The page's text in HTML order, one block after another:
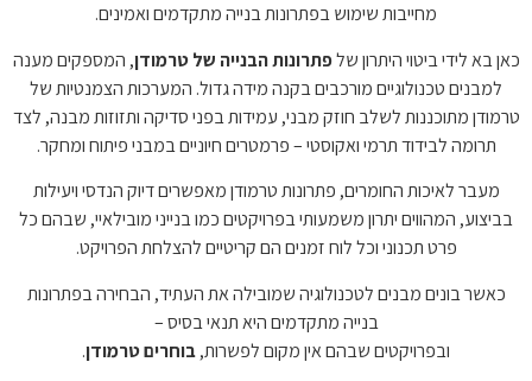
מחייבות שימוש בפתרונות בנייה מתקדמים ואמינים.
כאן בא לידי ביטוי היתרון שלפתרונות הבנייה של טרמודן, המספקים מענה
למבנים טכנולוגיים מורכבים בקנה מידה גדול. המערכות הצמנטיות של
טרמודן מתוכננות לשלב חוזק מבני, עמידות בפני סדיקה ותזוזות מבנה, לצד
תרומה לבידוד תרמי ואקוסטי – פרמטרים חיוניים במבני פיתוח ומחקר.
מעבר לאיכות החומרים, פתרונות טרמודן מאפשרים דיוק הנדסי ויעילות
בביצוע, המהווים יתרון משמעותי בפרויקטים כמו בנייני מובילאיי, שבהם כל
פרט תכנוני וכל לוח זמנים הם קריטיים להצלחת הפרויקט.
כאשר בונים מבנים לטכנולוגיה שמובילה את העתיד, הבחירה בפתרונות
בנייה מתקדמים היא תנאי בסיס –
ובפרויקטים שבהם אין מקום לפשרות,בוחרים טרמודן.